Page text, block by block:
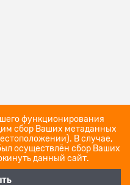
функционирования
сбор Ваших метаданных
В случае,
осуществлён сбор Ваших
данный сайт.